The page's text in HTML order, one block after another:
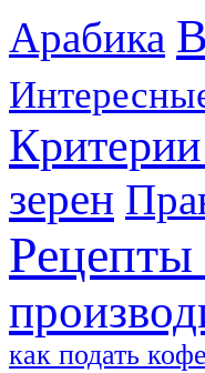
Арабика
зерен
Рецепты
как подать кофе